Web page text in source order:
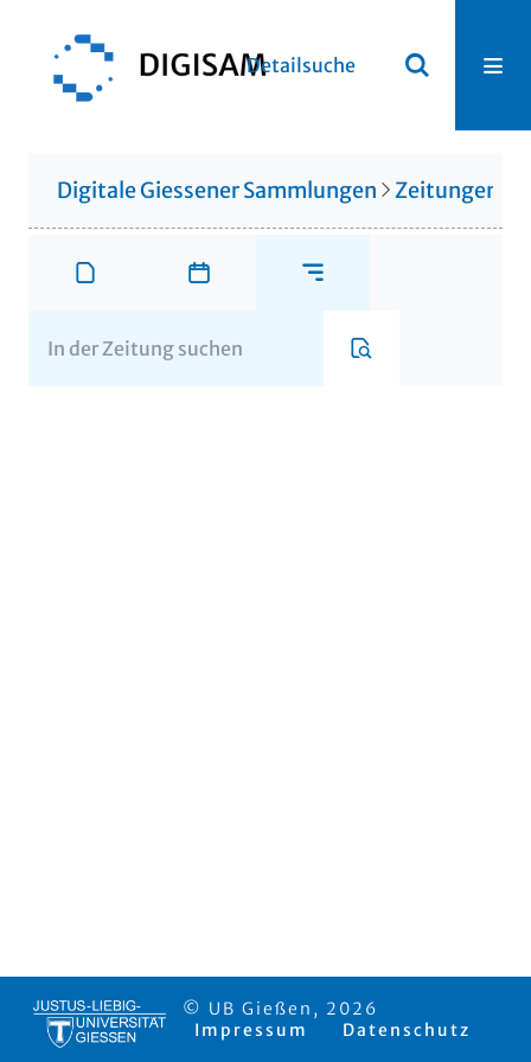
Detailsuche
Digitale Giessener Sammlungen Zeitungen
© UB Gießen, 2026
Impressum
Datenschutz